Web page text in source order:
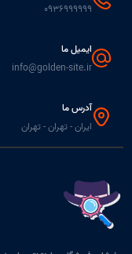
0936999999
ایمیل ما
info@golden-site.ir
آدرس ما
ایران - تهران - تهران